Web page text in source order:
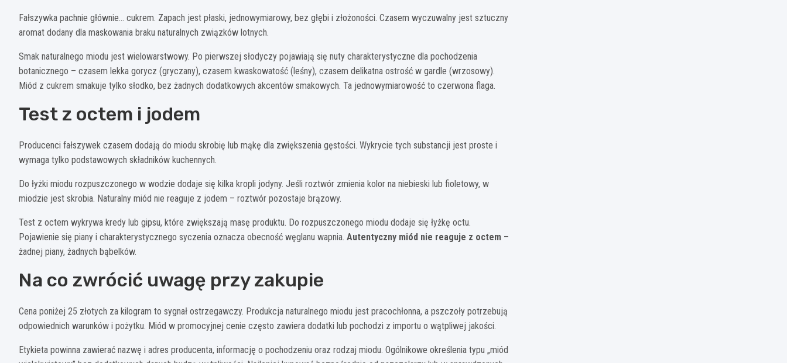
Fałszywka pachnie głównie… cukrem. Zapach jest płaski, jednowymiarowy, bez głębi i złożoności. Czasem wyczuwalny jest sztuczny
aromat dodany dla maskowania braku naturalnych związków lotnych.
Smak naturalnego miodu jest wielowarstwowy. Po pierwszej słodyczy pojawiają się nuty charakterystyczne dla pochodzenia
botanicznego – czasem lekka gorycz (gryczany), czasem kwaskowatość (leśny), czasem delikatna ostrość w gardle (wrzosowy).
Miód z cukrem smakuje tylko słodko, bez żadnych dodatkowych akcentów smakowych. Ta jednowymiarowość to czerwona flaga.
Test z octem i jodem
Producenci fałszywek czasem dodają do miodu skrobię lub mąkę dla zwiększenia gęstości. Wykrycie tych substancji jest proste i
wymaga tylko podstawowych składników kuchennych.
Do łyżki miodu rozpuszczonego w wodzie dodaje się kilka kropli jodyny. Jeśli roztwór zmienia kolor na niebieski lub fioletowy, w
miodzie jest skrobia. Naturalny miód nie reaguje z jodem – roztwór pozostaje brązowy.
Test z octem wykrywa kredy lub gipsu, które zwiększają masę produktu. Do rozpuszczonego miodu dodaje się łyżkę octu.
Pojawienie się piany i charakterystycznego syczenia oznacza obecność węglanu wapnia. Autentyczny miód nie reaguje z octem –
żadnej piany, żadnych bąbelków.
Na co zwrócić uwagę przy zakupie
Cena poniżej 25 złotych za kilogram to sygnał ostrzegawczy. Produkcja naturalnego miodu jest pracochłonna, a pszczoły potrzebują
odpowiednich warunków i pożytku. Miód w promocyjnej cenie często zawiera dodatki lub pochodzi z importu o wątpliwej jakości.
Etykieta powinna zawierać nazwę i adres producenta, informację o pochodzeniu oraz rodzaj miodu. Ogólnikowe określenia typu „miód